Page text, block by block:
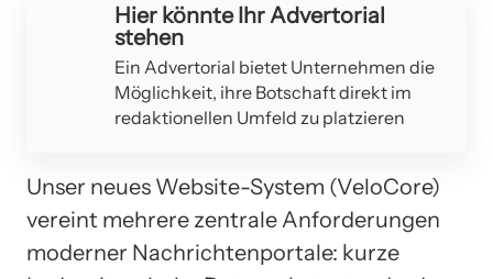
Hier könnte Ihr Advertorial
stehen
Ein Advertorial bietet Unternehmen die
Möglichkeit, ihre Botschaft direkt im
redaktionellen Umfeld zu platzieren
Unser neues Website-System (VeloCore)
vereint mehrere zentrale Anforderungen
moderner Nachrichtenportale: kurze